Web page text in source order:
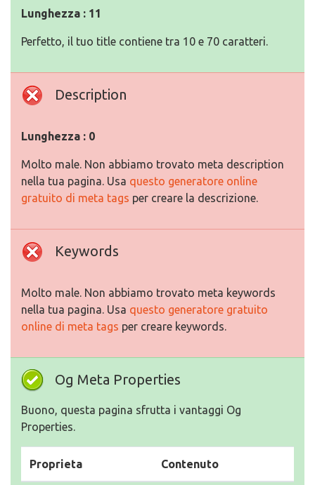
Lunghezza : 11
Perfetto, il tuo title contiene tra 10 e 70 caratteri.
Description
Lunghezza : 0
Molto male. Non abbiamo trovato meta description
nella tua pagina. Usa questo generatore online
gratuito di meta tags per creare la descrizione.
Keywords
Molto male. Non abbiamo trovato meta keywords
nella tua pagina. Usa questo generatore gratuito
online di meta tags per creare keywords.
Og Meta Properties
Buono, questa pagina sfrutta i vantaggi Og
Properties.
Proprieta Contenuto